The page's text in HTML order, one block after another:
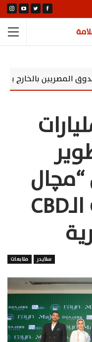
يحول المدخرات
3 مليارات
تاورز” من قلب الـCBD
سلايدر متابعات